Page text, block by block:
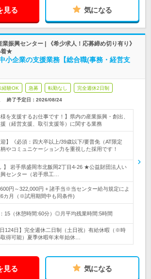
見る 気になる
振興センター | 《希少求人！応募締め切り有り》
着★
小企業の支援業務【総合職(事務・経営支
経験OK 急募 転勤なし 完全週休2日制
終了予定日： 2026/08/24
様を支援するお仕事です！】県内の産業振興・創出、
（経営支援、取引支援等）に関する業務
迎】《必須：四大卒以上/39歳以下/要普免（AT限定
やコミュニケーション力を重視した採用です！
】 岩手県盛岡市北飯岡2丁目4-26 ★公益財団法人い
センター（岩手県工…
円～322,000円 + 諸手当※当センター給与規定によ
6カ月（※試用期間中も同条件)
15（休憩時間:60分）◎月平均残業時間:5時間
124日】完全週休二日制（土日祝）有給休暇（※時
得可能）夏季休暇年末年始休…
見る 気になる